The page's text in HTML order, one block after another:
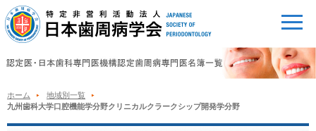
ホーム
地域別一覧
九州歯科大学口腔機能学分野クリニカルクラークシップ開発学分野